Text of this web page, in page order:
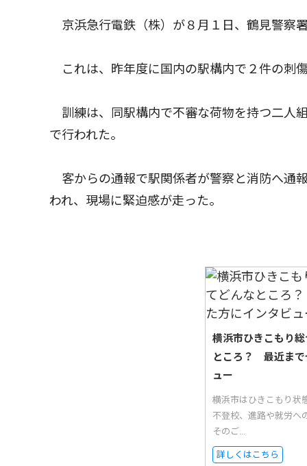
京浜急行電鉄（株）が８月１日、鶴見警察
これは、昨年度に国内の駅構内で２件の刺
訓練は、同駅構内で不審な荷物を持つ二人
で行われた。
客からの通報で駅関係者が警察と消防へ通
われ、現場に緊迫感が走った。
横浜市ひきこもり
ところ？ 最近まで
ュー
横浜市はひきこもり状
不登校、進路や就労へ
そのご...
詳しくはこちら